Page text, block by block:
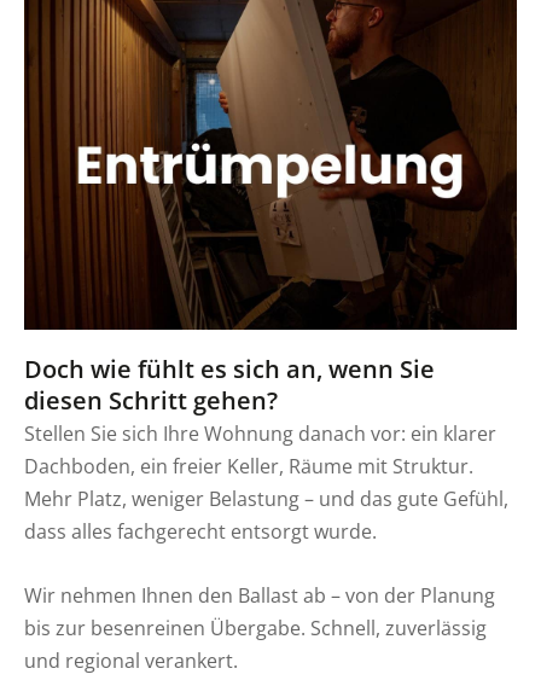
Doch wie fühlt es sich an, wenn Sie
diesen Schritt gehen?
Stellen Sie sich Ihre Wohnung danach vor: ein klarer
Dachboden, ein freier Keller, Räume mit Struktur.
Mehr Platz, weniger Belastung – und das gute Gefühl,
dass alles fachgerecht entsorgt wurde.
Wir nehmen Ihnen den Ballast ab – von der Planung
bis zur besenreinen Übergabe. Schnell, zuverlässig
und regional verankert.